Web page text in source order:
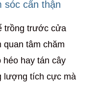
sóc cẩn thận
trồng trước cửa
quan tâm chăm
hay tán cây
lượng tích cực mà